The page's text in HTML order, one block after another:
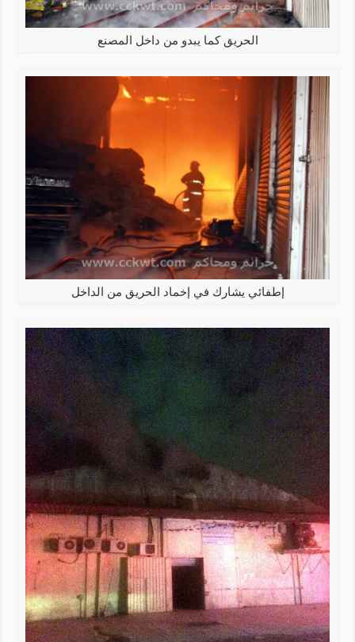
الحريق كما يبدو من داخل المصنع
إطفائي يشارك في إخماد الحريق من الداخل